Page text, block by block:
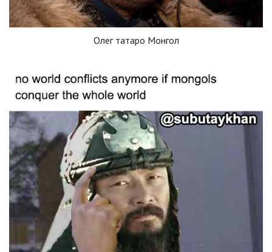
Олег татаро Монгол